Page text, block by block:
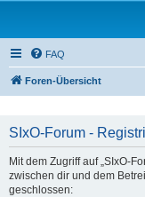
FAQ
Foren-Übersicht
SIxO-Forum -
Mit dem Zugriff auf „SIxO-
zwischen dir und dem
geschlossen: